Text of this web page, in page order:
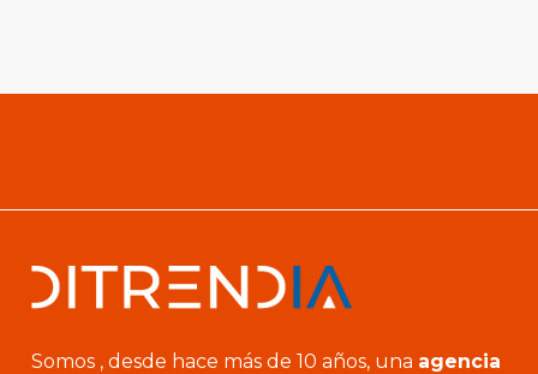
Somos , desde hace más de 10 años, una agencia